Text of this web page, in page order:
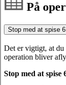
På
Stop med at spise
Det er vigtigt, at du
operation bliver
Stop med at